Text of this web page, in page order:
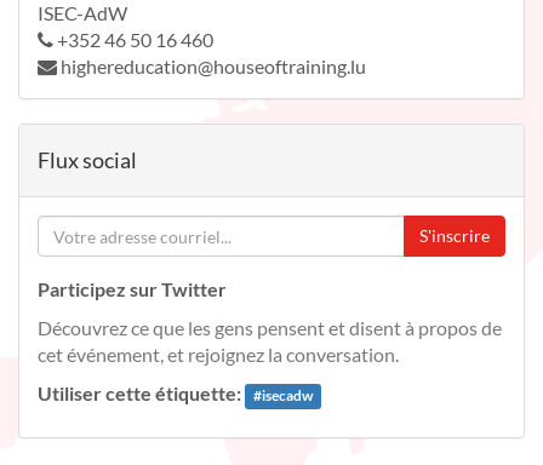
ISEC-AdW
+352 46 50 16 460
highereducation@houseoftraining.lu
Flux social
S'inscrire
Participez sur Twitter
Découvrez ce que les gens pensent et disent à propos de
cet événement, et rejoignez la conversation.
Utiliser cette étiquette:
#isecadw